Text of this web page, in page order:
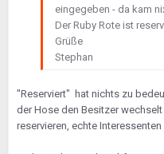
eingegeben - da kam
Der Ruby Rote ist
Grüße
Stephan
"Reserviert" hat nichts zu
der Hose den Besitzer
reservieren, echte